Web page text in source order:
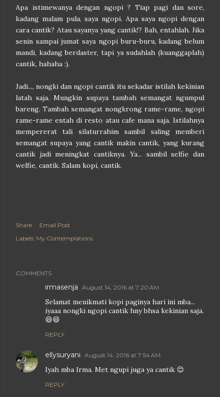
Apa istimewanya dengan ngopi ? Tiap pagi dan sore,
kadang malam pula, saya ngopi. Apa saya ngopi dengan
cara cantik? Atau sayanya yang cantik!? Bah, entahlah. Jika
senin sampai jumat saya ngopi buru-buru, kadang belum
mandi, kadang berdaster, tapi ya sudahlah (kuanggaplah)
cantik, hahaha :).
Jadi..., nongki dan ngopi cantik itu sekadar istilah kekinian
latah saja. Mungkin supaya tambah semangat ngumpul
bareng. Tambah semangat nongkrong rame-rame, ngopi
rame-rame entah di resto atau cafe mana saja. Istilahnya
mempererat tali silaturrahim sambil saling memberi
semangat supaya yang cantik makin cantik, yang kurang
cantik jadi meningkat cantiknya. Ya... sambil selfie dan
welfie, cantik. Salam kopi, cantik.
Share
Email Post
Labels: My Contemplations
COMMENTS
irmasenja August 14, 2016 at 7:20 AM
Selamat menikmati kopi paginya hari ini mba...
iyaaa nongki ngopi cantik hny bhsa kekinian saja.
😄😄
REPLY
ellysuryani August 14, 2016 at 7:54 AM
Iyah mba Irma. Met ngupi juga ya cantik 😊
REPLY